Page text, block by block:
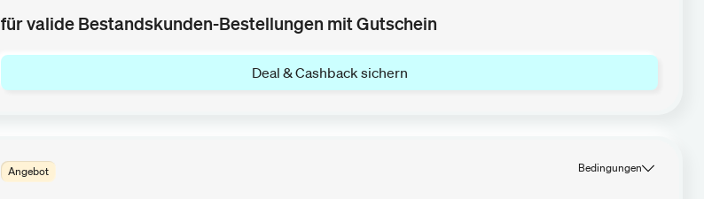
für valide Bestandskunden-Bestellungen mit Gutschein
Deal & Cashback sichern
Bedingungen
Angebot